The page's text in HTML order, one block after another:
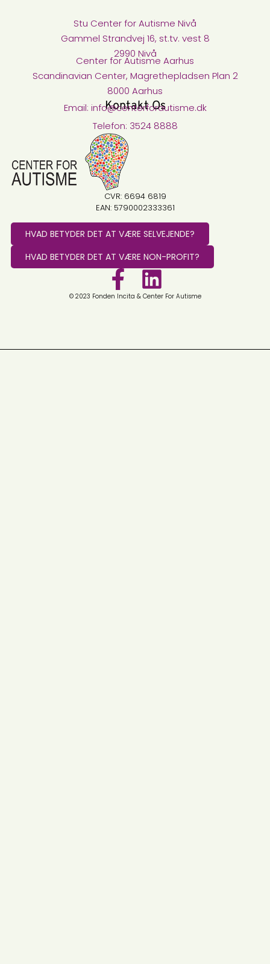
CVR: 6694 6819
EAN: 5790002333361
HVAD BETYDER DET AT VÆRE SELVEJENDE?
HVAD BETYDER DET AT VÆRE NON-PROFIT?
© 2023 Fonden Incita & Center For Autisme
Stu Center for Autisme Nivå​
Gammel Strandvej 16, st.tv. vest 8
2990 Nivå
Center for Autisme Aarhus
Scandinavian Center, Magrethepladsen Plan 2
8000 Aarhus
Kontakt Os
Email: info@centerforautisme.dk
Telefon: 3524 8888